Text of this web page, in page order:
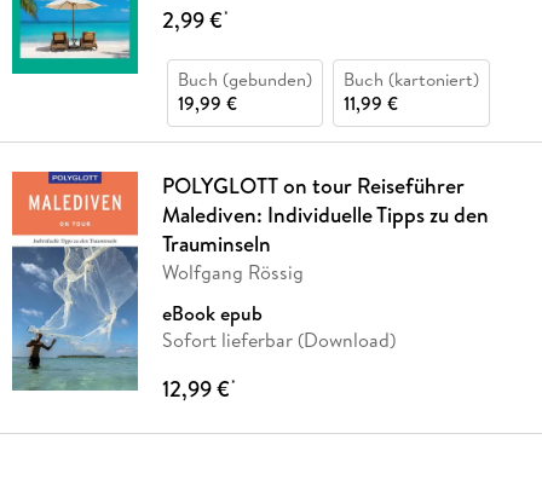
2,99 €*
Buch (gebunden)
19,99 €
Buch (kartoniert)
11,99 €
POLYGLOTT on tour Reiseführer
Malediven: Individuelle Tipps zu den
Trauminseln
Wolfgang Rössig
eBook epub
Sofort lieferbar (Download)
12,99 €*